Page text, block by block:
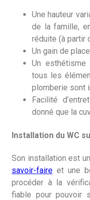
Une hauteur
de la famille,
réduite (à partir
Un gain de
Un esthétisme
tous les
plomberie sont
Facilité
donné que la
Installation du WC
Son installation est
savoir-faire et une
procéder à la
fiable pour pouvoir